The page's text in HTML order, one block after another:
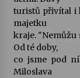
turistů přivítal i
majetku
kraje. "Nemůžu
Od té doby,
co jsme pod
Miloslava